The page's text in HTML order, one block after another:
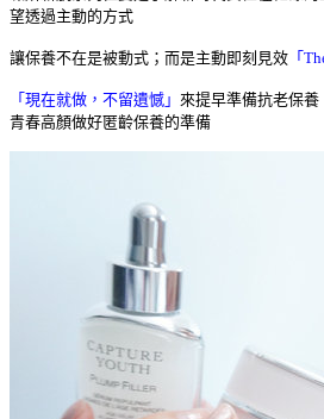
望透過主動的方式
讓保養不在是被動式；而是主動即刻見效 「
「現在就做，不留遺憾」 來提早準備抗老保養
青春高顏做好匿齡保養的準備